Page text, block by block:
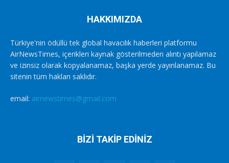
HAKKIMIZDA
Türkiye'nin ödüllü tek global havacılık haberleri platformu
AirNewsTimes, içerikleri kaynak gösterilmeden alıntı yapılamaz
ve izinsiz olarak kopyalanamaz, başka yerde yayınlanamaz. Bu
sitenin tüm hakları saklıdır.
email: airnewstimes@gmail.com
BİZİ TAKİP EDİNİZ